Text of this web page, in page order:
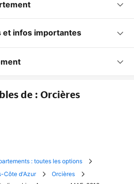
et infos importantes
de : Orcières
: toutes les options
Côte d'Azur
Orcières